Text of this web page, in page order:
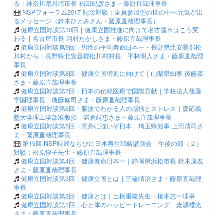
る｜神奈川県川崎市長 福田紀彦さま・藤原直哉理事長
NSPフォーラム2017 記念対談｜全員参加型の世の中へ元気が出
るメッセージ（鈴木ひとみさん・藤原直哉理事長）
健康立国対談第10回｜健康立国推進に向けて名古屋市はこう変
わる｜名古屋市長 河村たかしさま・藤原直哉理事長
健康立国対談第9回｜男性の平均寿命日本一・長野県北安曇郡松
川村から｜長野県北安曇郡松川村村長 平林明人さま・藤原直哉理
事長
健康立国対談第8回｜健康立国増進に向けて｜山梨県知事 後藤斎
さま・藤原直哉理事長
健康立国対談第7回｜日本の伝統医療で国際貢献｜学校法人後藤
学園理事長 後藤修司さま・藤原直哉理事長
健康立国対談第6回｜脳波でわかる人の感情とストレス｜慶応義
塾大学理工学部准教授 満倉靖恵さま・藤原直哉理事長
健康立国対談第5回｜意外に強いぞ日本｜埼玉県知事 上田清司さ
ま・藤原直哉理事長
第19回 NSP時局ならびに日本再生戦略講演会 午後の部（２）
対談：松原惇子先生・藤原直哉理事長
健康立国対談第4回｜健康寿命日本一｜静岡県浜松市長 鈴木康友
さま・藤原直哉理事長
健康立国対談第3回｜健康立国とは｜三輪晴治さま・藤原直哉理
事長
健康立国対談第2回｜健康とは｜土橋重隆先生・榎本恵一理事
健康立国対談第1回｜心と体のハッピートレーニング｜桒源禮光